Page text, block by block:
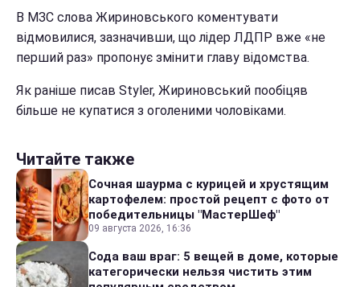
В МЗС слова Жириновського коментувати
відмовилися, зазначивши, що лідер ЛДПР вже «не
перший раз» пропонує змінити главу відомства.
Як раніше писав Styler, Жириновський пообіцяв
більше не купатися з оголеними чоловіками.
Читайте также
Сочная шаурма с курицей и хрустящим
картофелем: простой рецепт с фото от
победительницы "МастерШеф"
09 августа 2026, 16:36
Сода ваш враг: 5 вещей в доме, которые
категорически нельзя чистить этим